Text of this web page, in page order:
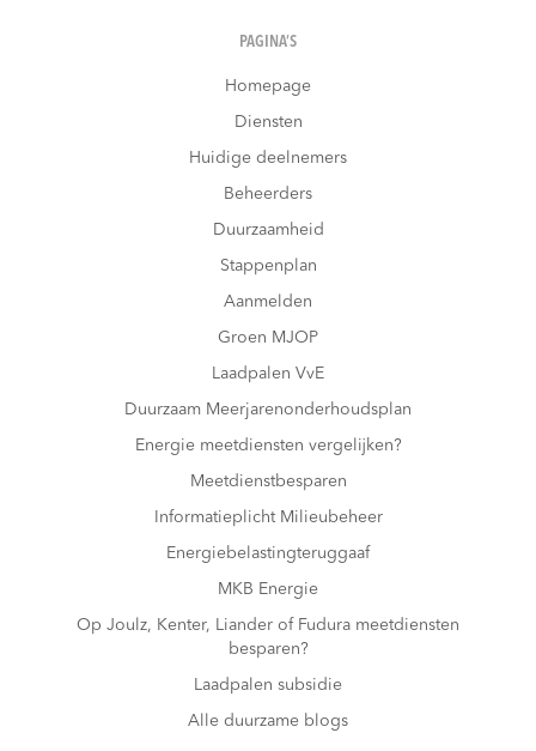
PAGINA’S
Homepage
Diensten
Huidige deelnemers
Beheerders
Duurzaamheid
Stappenplan
Aanmelden
Groen MJOP
Laadpalen VvE
Duurzaam Meerjarenonderhoudsplan
Energie meetdiensten vergelijken?
Meetdienstbesparen
Informatieplicht Milieubeheer
Energiebelastingteruggaaf
MKB Energie
Op Joulz, Kenter, Liander of Fudura meetdiensten
besparen?
Laadpalen subsidie
Alle duurzame blogs